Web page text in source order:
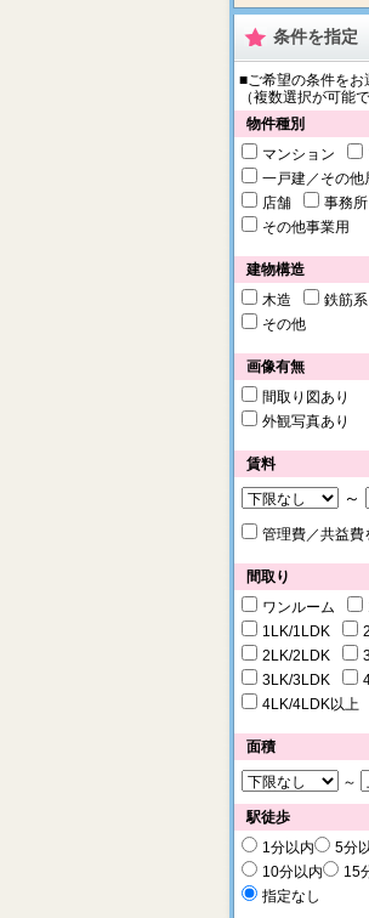
条件を指定
■ご希望の条件をお
（複数選択が可能
物件種別
マンション
一戸建／その他
店舗
事務所
その他事業用
建物構造
木造
鉄筋
その他
画像有無
間取り図あり
外観写真あり
賃料
～
管理費／共益費
間取り
ワンルーム
1LK/1LDK
2LK/2LDK
3LK/3LDK
4LK/4LDK以上
面積
～
駅徒歩
1分以内
5分
10分以内
15
指定なし